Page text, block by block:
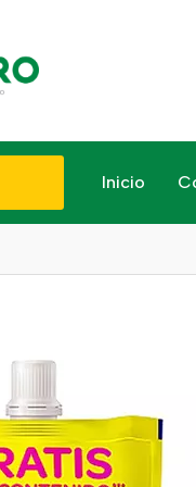
Inicio